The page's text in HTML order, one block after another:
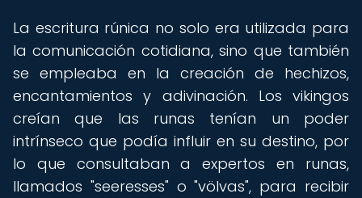
La escritura rúnica no solo era utilizada para
la comunicación cotidiana, sino que también
se empleaba en la creación de hechizos,
encantamientos y adivinación. Los vikingos
creían que las runas tenían un poder
intrínseco que podía influir en su destino, por
lo que consultaban a expertos en runas,
llamados "seeresses" o "völvas", para recibir